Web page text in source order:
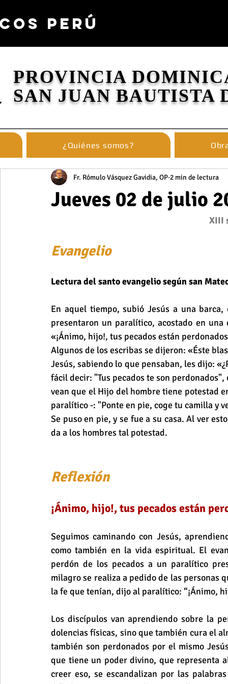
PERÚ
PROVINCIA
SAN JUAN BAUTISTA
¿Quiénes somos?
Jueves 02 de julio
Fr. Rómulo Vásquez Gavidia, OP 2 min de lectura
XIII
Evangelio
Lectura del santo evangelio según san
En aquel tiempo, subió Jesús a una
presentaron un paralítico, acostado en
«¡Ánimo, hijo!, tus pecados están
Algunos de los escribas se dijeron: «Éste
Jesús, sabiendo lo que pensaban, les dijo:
fácil decir: "Tus pecados te son
vean que el Hijo del hombre tiene potestad
paralítico -: "Ponte en pie, coge tu camilla y
Se puso en pie, y se fue a su casa. Al ver
da a los hombres tal potestad.
Reflexión
¡Ánimo, hijo!, tus pecados están
Seguimos caminando con Jesús,
como también en la vida espiritual. El
perdón de los pecados a un paralítico
milagro se realiza a pedido de las personas
la fe que tenían, dijo al paralítico: “¡Ánimo,
Los discípulos van aprendiendo sobre la
dolencias físicas, sino que también cura el
también son perdonados por el mismo
que tiene un poder divino, que representa
creer eso, se escandalizan por las